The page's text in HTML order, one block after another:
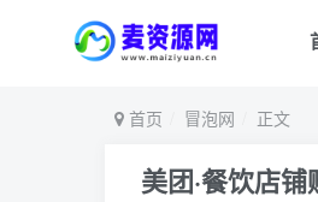
首页 冒泡网 正文
美团·餐饮店